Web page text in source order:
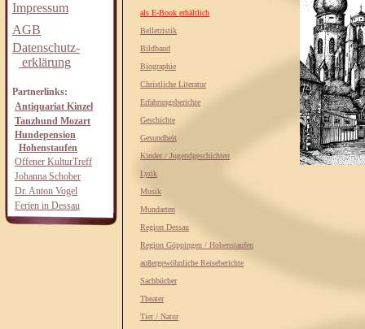
Impressum
AGB
Datenschutz-
erklärung
Partnerlinks:
Antiquariat Kinzel
Tanzhund Mozart
Hundepension
Hohenstaufen
Offener KulturTreff
Johanna Schober
Dr. Anton Vogel
Ferien in Dessau
als E-Book erhältlich
Belletristik
Bildband
Biographie
Christliche Literatur
Erfahrungsberichte
Geschichte
Gesundheit
Kinder / Jugendgeschichten
Lyrik
Musik
Mundarten
Region Dessau
Region Göppingen / Hohenstaufen
außergewöhnliche Reiseberichte
Sachbücher
Theater
Tier / Natur